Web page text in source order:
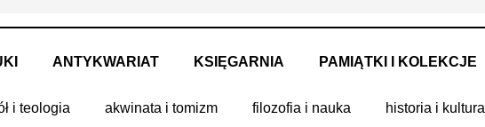
ANTYKWARIAT KSIĘGARNIA PAMIĄTKI I KOLEKCJE
i teologia akwinata i tomizm filozofia i nauka historia i kultura